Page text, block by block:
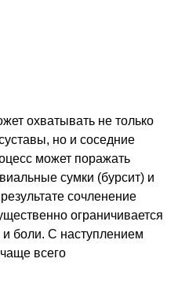
охватывать не только
но и соседние
может поражать
сумки (бурсит) и
сочленение
ограничивается
и боли. С наступлением
всего